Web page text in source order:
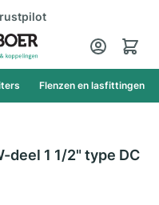
Cart
Flenzen en lasfittingen
deel 1 1/2" type DC